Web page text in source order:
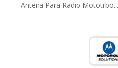
Antena Para Radio Mototrbo...